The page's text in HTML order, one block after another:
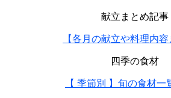
献立まとめ記事
【各月の献立や料理内容
四季の食材
【 季節別 】旬の食材一